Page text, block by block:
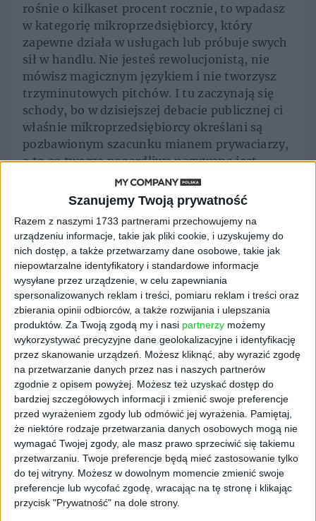
Szanujemy Twoją prywatność
Razem z naszymi 1733 partnerami przechowujemy na
urządzeniu informacje, takie jak pliki cookie, i uzyskujemy do
nich dostęp, a także przetwarzamy dane osobowe, takie jak
niepowtarzalne identyfikatory i standardowe informacje
wysyłane przez urządzenie, w celu zapewniania
spersonalizowanych reklam i treści, pomiaru reklam i treści oraz
zbierania opinii odbiorców, a także rozwijania i ulepszania
produktów. Za Twoją zgodą my i nasi partnerzy możemy
wykorzystywać precyzyjne dane geolokalizacyjne i identyfikację
przez skanowanie urządzeń. Możesz kliknąć, aby wyrazić zgodę
na przetwarzanie danych przez nas i naszych partnerów
zgodnie z opisem powyżej. Możesz też uzyskać dostęp do
bardziej szczegółowych informacji i zmienić swoje preferencje
przed wyrażeniem zgody lub odmówić jej wyrażenia.
Pamiętaj,
że niektóre rodzaje przetwarzania danych osobowych mogą nie
wymagać Twojej zgody, ale masz prawo sprzeciwić się takiemu
przetwarzaniu. Twoje preferencje będą mieć zastosowanie tylko
do tej witryny. Możesz w dowolnym momencie zmienić swoje
preferencje lub wycofać zgodę, wracając na tę stronę i klikając
przycisk "Prywatność" na dole strony.
rośnie o kilkaset procent rocznie, to wpadasz
w kategorię mikroprzedsiębiorcy, który
zapewne działa w usługach lub próbuje swych
sił w handlu. Nie jesteś rewolucjonistą, nie
mówisz magicznym językiem i nie tworzysz
trzyminutowych pitchów. I tu zaczynają się
schody, bo w dzisiejszej debacie publicznej ci
właśnie mikroprzedsiębiorcy określani są
pozbawionym szacunku mianem prywaciarzy,
a to co tworzą pogardliwe nazywane jest
I pewnie znaczna część tego lekceważącego
stosunku do własnej firmy wynika z tego, że
przez 40 lat PRL właściciele prywatnych firm
żyli na marginesie społeczeństwa. Wyszydzani
przez większość ekonomistów, wykpiwani
przez propagandę, byli stawiani w opozycji do
tych, którzy wybrali kariery w nomenklaturze.
Potem, kiedy wektory się zmieniły, powstał
transformacyjny mit o cwanym
przedsiębiorcy. Ubrany w skórę, w białych
skarpetach chodził, palił cygara i pogardzał
swoimi współpracownikami. I choć dziś te
wzorce i społeczne memy przyblakły, to
jednak cały czas istnieje podział na tych,
którzy chcą brać sprawy w swoje ręce i tych,
dla których państwo ma być głównym
gwarantem dobrobytu. To państwo ma
zapewnić materialną stabilność, gwarancje
zatrudnienia, przywileje.